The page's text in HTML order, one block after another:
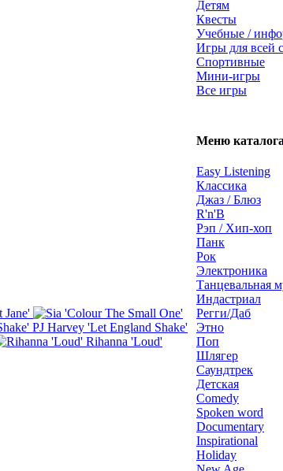
Детям
Квесты
Учебные /
Игры для всей
Спортивные
Мини-игры
Все игры
Jane'
PJ Harvey 'Let England Shake'
Rihanna 'Loud'
Меню каталога
Easy Listening
Классика
Джаз / Блюз
R'n'B
Рэп / Хип-хоп
Панк
Рок
Электроника
Танцевальная
Индастриал
Регги/Даб
Этно
Поп
Шлягер
Саундтрек
Детская
Comedy
Spoken word
Documentary
Inspirational
Holiday